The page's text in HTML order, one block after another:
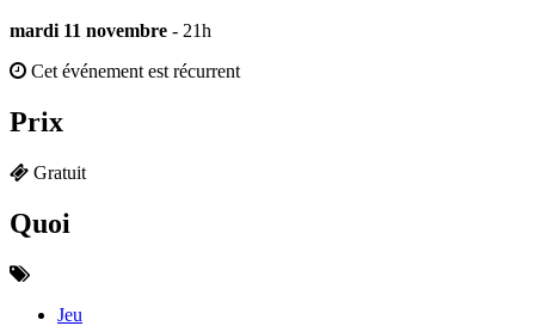
mardi 11 novembre - 21h
Cet événement est récurrent
Prix
Gratuit
Quoi
Jeu